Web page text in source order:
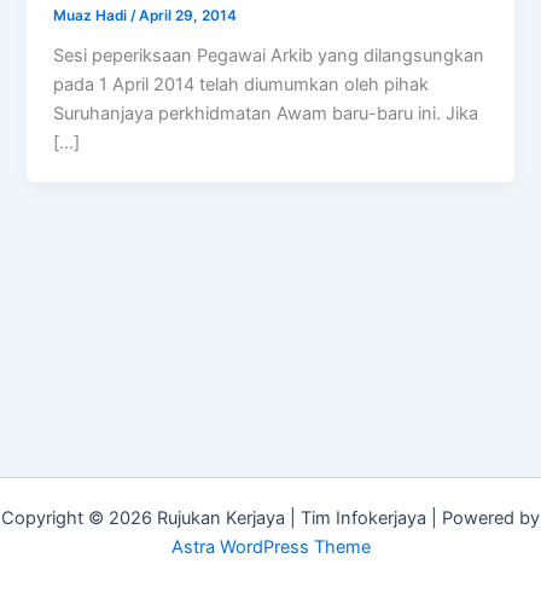
Muaz Hadi /April 29, 2014
Sesi peperiksaan Pegawai Arkib yang dilangsungkan
pada 1 April 2014 telah diumumkan oleh pihak
Suruhanjaya perkhidmatan Awam baru-baru ini. Jika
[…]
Copyright © 2026 Rujukan Kerjaya | Tim Infokerjaya | Powered by
Astra WordPress Theme